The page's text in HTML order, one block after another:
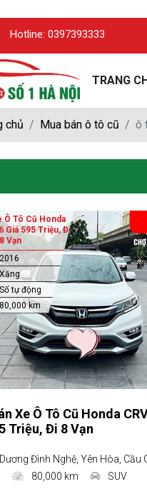
Hotline: 0397393333
TRANG
chủ Mua bán ô tô cũ ô
Ô Tô Cũ Honda
Giá 595 Triệu, Đi
8 Vạn
2016
Xăng
Số tự động
80,000 km
Xe Ô Tô Cũ Honda
Triệu, Đi 8 Vạn
Đình Nghệ, Yên Hòa, Cầu
80,000 km SUV